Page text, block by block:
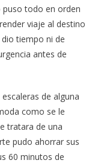
todo en orden
viaje al destino
tiempo ni de
antes de
de alguna
como se le
tratara de una
pudo ahorrar sus
60 minutos de